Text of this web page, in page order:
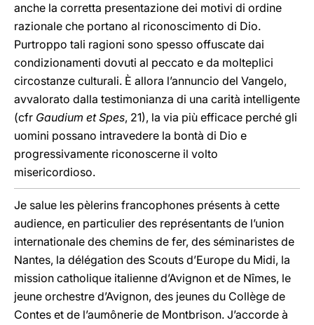
anche la corretta presentazione dei motivi di ordine
razionale che portano al riconoscimento di Dio.
Purtroppo tali ragioni sono spesso offuscate dai
condizionamenti dovuti al peccato e da molteplici
circostanze culturali. È allora l’annuncio del Vangelo,
avvalorato dalla testimonianza di una carità intelligente
(cfr Gaudium et Spes, 21), la via più efficace perché gli
uomini possano intravedere la bontà di Dio e
progressivamente riconoscerne il volto
misericordioso.
Je salue les pèlerins francophones présents à cette
audience, en particulier des représentants de l’union
internationale des chemins de fer, des séminaristes de
Nantes, la délégation des Scouts d’Europe du Midi, la
mission catholique italienne d’Avignon et de Nîmes, le
jeune orchestre d’Avignon, des jeunes du Collège de
Contes et de l’aumônerie de Montbrison. J’accorde à